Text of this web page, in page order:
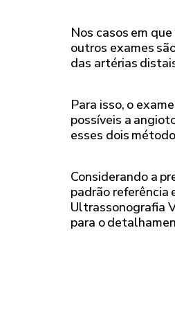
Nos casos em
outros exames
das artérias
Para isso, o
possíveis a
esses dois
Considerando a
padrão referência
Ultrassonografia
para o